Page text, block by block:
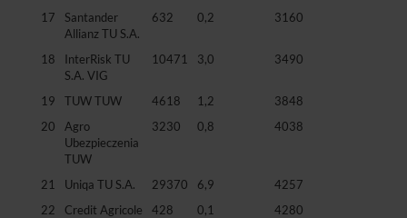
17
Santander
Allianz TU S.A.
632 0,2 3160
18
InterRisk TU
S.A. VIG
10471 3,0 3490
19 TUW TUW 4618 1,2
3848
20
Agro
Ubezpieczenia
TUW
3230 0,8 4038
21 Uniqa TU S.A. 29370 6,9
4257
22
Credit Agricole
428 0,1 4280